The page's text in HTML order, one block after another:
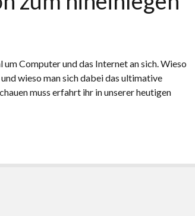
Computer und das Internet an sich. Wieso
wieso man sich dabei das ultimative
muss erfahrt ihr in unserer heutigen